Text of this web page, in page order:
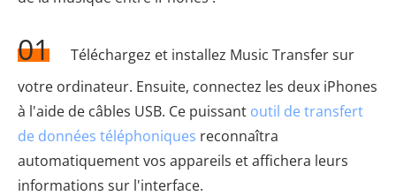
01
Téléchargez et installez Music Transfer sur
votre ordinateur. Ensuite, connectez les deux iPhones
à l'aide de câbles USB. Ce puissant outil de transfert
de données téléphoniques reconnaîtra
automatiquement vos appareils et affichera leurs
informations sur l'interface.